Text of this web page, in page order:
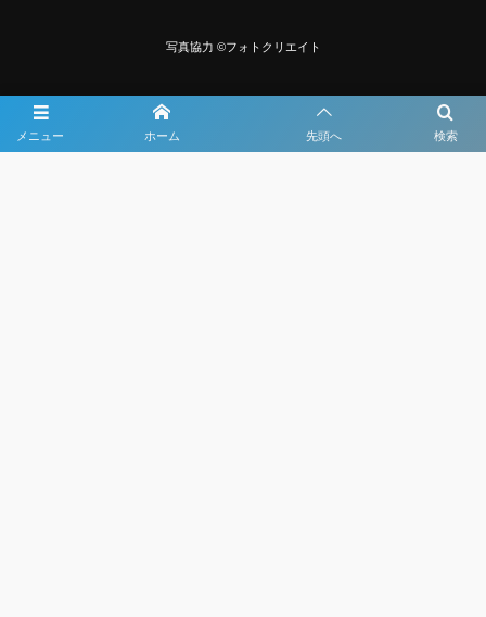
メニュー 検索
ホーム 先頭へ
写真協力 ©フォトクリエイト